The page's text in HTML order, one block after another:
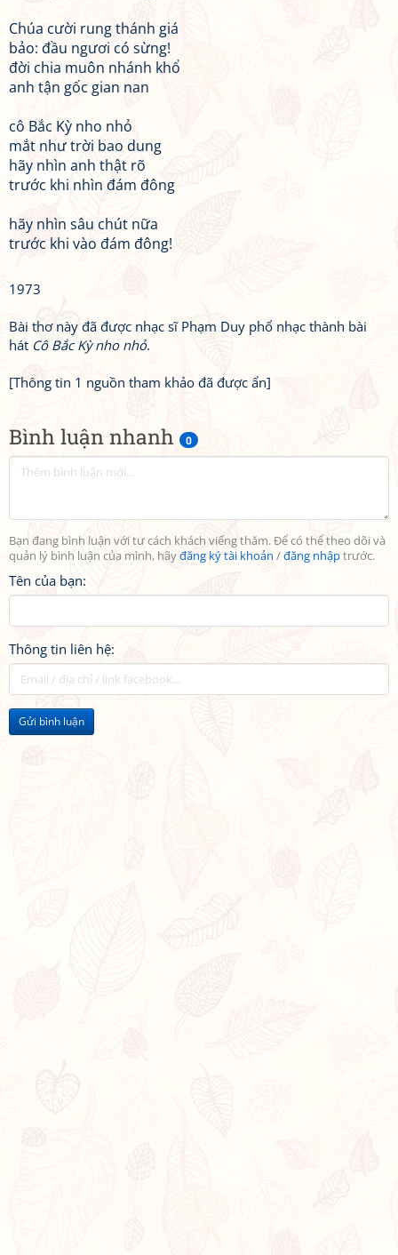
Bình luận nhanh 0
Bạn đang bình luận với tư cách khách viếng thăm. Để có thể theo dõi và
quản lý bình luận của mình, hãyđăng ký tài khoản /đăng nhậptrước.
Tên của bạn:
Thông tin liên hệ:
Gửi bình luận
Chúa cười rung thánh giá
bảo: đầu ngươi có sừng!
đời chia muôn nhánh khổ
anh tận gốc gian nan
cô Bắc Kỳ nho nhỏ
mắt như trời bao dung
hãy nhìn anh thật rõ
trước khi nhìn đám đông
hãy nhìn sâu chút nữa
trước khi vào đám đông!
1973
Bài thơ này đã được nhạc sĩ Phạm Duy phổ nhạc thành bài
hát Cô Bắc Kỳ nho nhỏ.
[Thông tin 1 nguồn tham khảo đã được ẩn]